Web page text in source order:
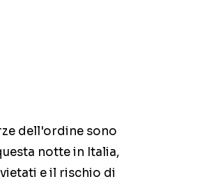
dell'ordine sono
notte in Italia,
e il rischio di